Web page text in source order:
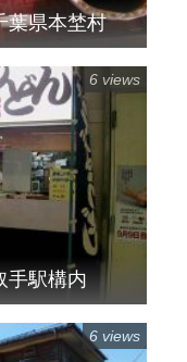
県本埜村
駅構内
6 views
6 views